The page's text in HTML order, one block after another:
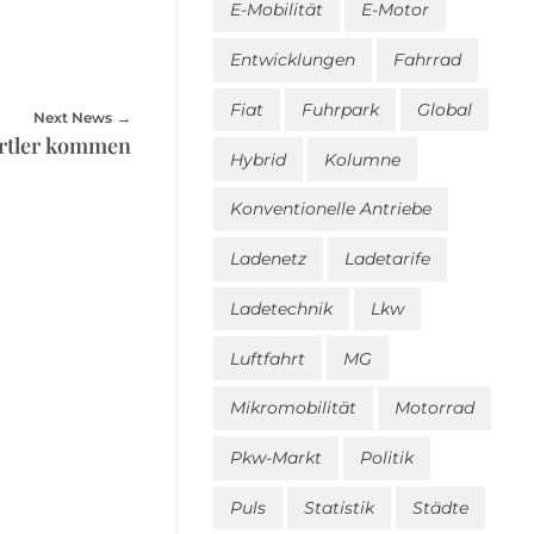
Next News
kommen
E-Mobilität E-Motor
Entwicklungen Fahrrad
Fiat Fuhrpark Global
Hybrid Kolumne
Konventionelle Antriebe
Ladenetz Ladetarife
Ladetechnik Lkw
Luftfahrt MG
Mikromobilität Motorrad
Pkw-Markt Politik
Puls Statistik Städte